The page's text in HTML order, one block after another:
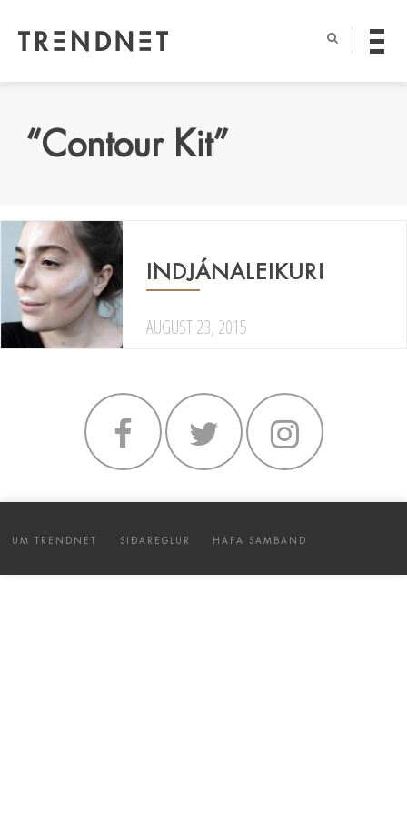
“Contour Kit”
INDJÁNALEIKUR!
AUGUST 23, 2015
UM TRENDNET SIÐAREGLUR HAFA SAMBAND